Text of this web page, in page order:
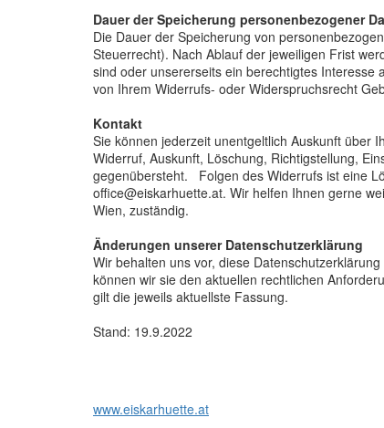
Dauer der Speicherung personenbezogener
Die Dauer der Speicherung von
Steuerrecht). Nach Ablauf der jeweiligen Frist
sind oder unsererseits ein berechtigtes
von Ihrem Widerrufs- oder Widerspruchsrecht
Kontakt
Sie können jederzeit unentgeltlich Auskunft über
Widerruf, Auskunft, Löschung, Richtigstellung,
gegenübersteht. Folgen des Widerrufs ist eine
office@eiskarhuette.at. Wir helfen Ihnen gerne
Wien, zuständig.
Änderungen unserer Datenschutzerklärung
Wir behalten uns vor, diese
können wir sie den aktuellen rechtlichen
gilt die jeweils aktuellste Fassung.
Stand: 19.9.2022
www.eiskarhuette.at